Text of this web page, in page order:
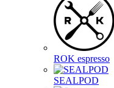
ROK espresso
SEALPOD